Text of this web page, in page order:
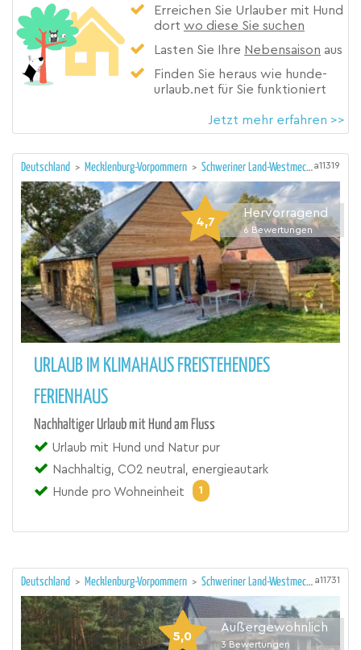
Erreichen Sie Urlauber mit Hund
dort wo diese Sie suchen
Lasten Sie Ihre Nebensaison aus
Finden Sie heraus wie hunde-
urlaub.net für Sie funktioniert
Jetzt mehr erfahren >>
Deutschland > Mecklenburg-Vorpommern > Schweriner Land-Westmecklenburg/Schwerin a11319
4,7
Hervorragend
6 Bewertungen
URLAUB IM KLIMAHAUS FREISTEHENDES
FERIENHAUS
Nachhaltiger Urlaub mit Hund am Fluss
Urlaub mit Hund und Natur pur
Nachhaltig, CO2 neutral, energieautark
Hunde pro Wohneinheit
1
Deutschland > Mecklenburg-Vorpommern > Schweriner Land-Westmecklenburg/Schwerin a11731
5,0
Außergewöhnlich
3 Bewertungen